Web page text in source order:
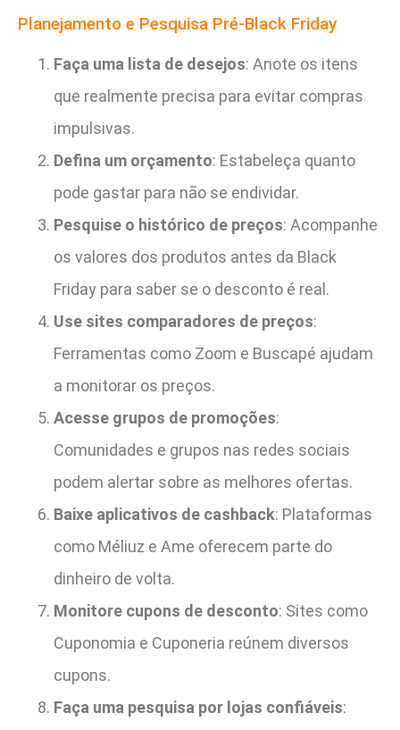
Planejamento e Pesquisa Pré-Black Friday
Faça uma lista de desejos: Anote os itens
que realmente precisa para evitar compras
impulsivas.
Defina um orçamento: Estabeleça quanto
pode gastar para não se endividar.
Pesquise o histórico de preços: Acompanhe
os valores dos produtos antes da Black
Friday para saber se o desconto é real.
Use sites comparadores de preços:
Ferramentas como Zoom e Buscapé ajudam
a monitorar os preços.
Acesse grupos de promoções:
Comunidades e grupos nas redes sociais
podem alertar sobre as melhores ofertas.
Baixe aplicativos de cashback: Plataformas
como Méliuz e Ame oferecem parte do
dinheiro de volta.
Monitore cupons de desconto: Sites como
Cuponomia e Cuponeria reúnem diversos
cupons.
Faça uma pesquisa por lojas confiáveis: